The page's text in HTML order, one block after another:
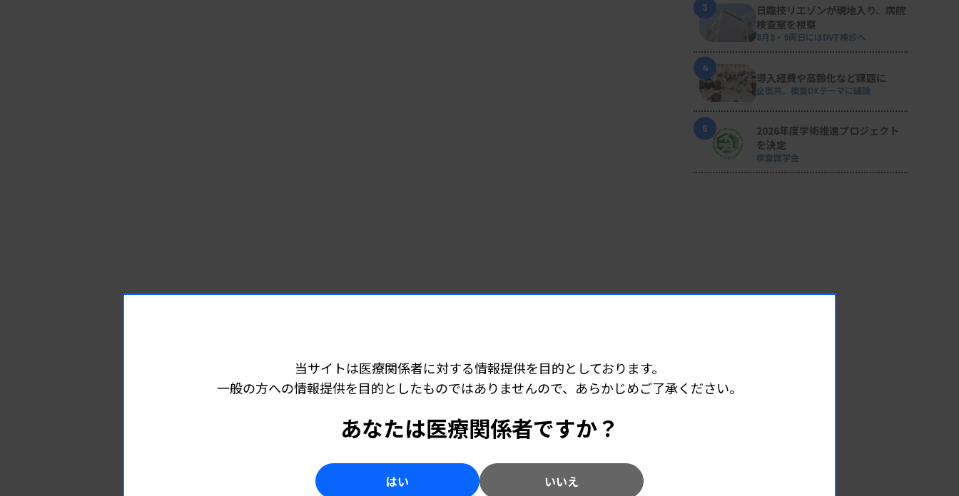
3
日臨技リエゾンが現地入り、病院
検査室を視察
8月8・9両日にはDVT検診へ
4
導入経費や高齢化など課題に
全医共、検査DXテーマに議論
5
2026年度学術推進プロジェクト
を決定
検査医学会
当サイトは医療関係者に対する情報提供を目的としております。
一般の方への情報提供を目的としたものではありませんので、あらかじめご了承ください。
あなたは医療関係者ですか？
はい いいえ